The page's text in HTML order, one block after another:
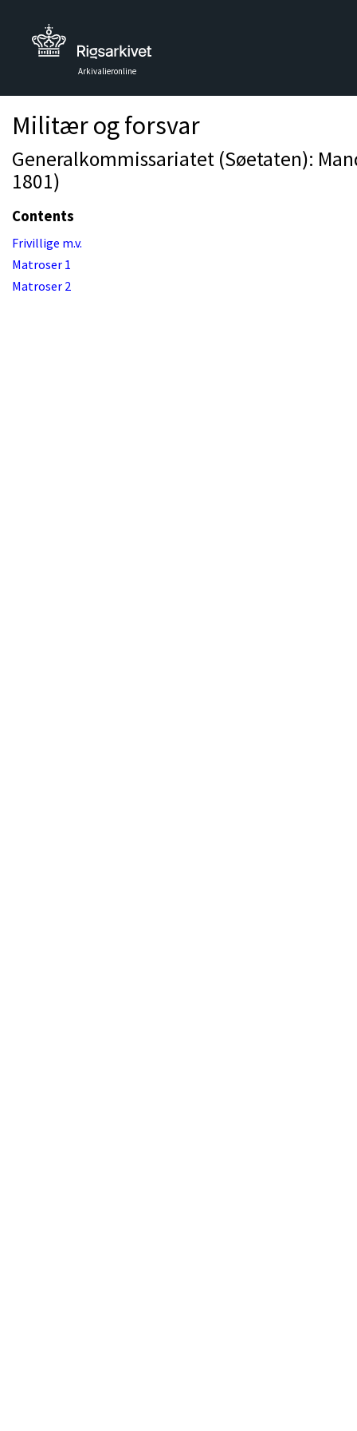
Arkivalieronline
Militær og forsvar
Generalkommissariatet (Søetaten):
1801)
Contents
Frivillige m.v.
Matroser 1
Matroser 2